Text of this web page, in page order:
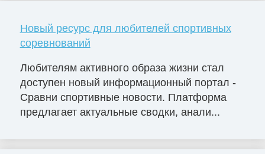
Новый ресурс для любителей спортивных
соревнований
Любителям активного образа жизни стал
доступен новый информационный портал -
Сравни спортивные новости. Платформа
предлагает актуальные сводки, анали...